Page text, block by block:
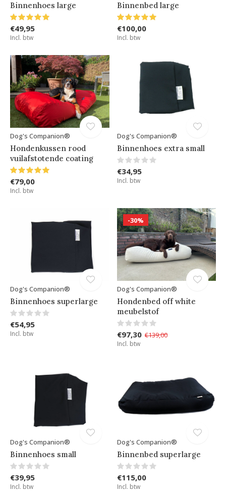
Binnenhoes large
€49,95
Incl. btw
Binnenbed large
€100,00
Incl. btw
Dog's Companion®
Hondenkussen rood
vuilafstotende coating
€79,00
Incl. btw
Dog's Companion®
Binnenhoes extra small
€34,95
Incl. btw
Dog's Companion®
Binnenhoes superlarge
€54,95
Incl. btw
-30%
Dog's Companion®
Hondenbed off white
meubelstof
€97,30 €139,00
Incl. btw
Dog's Companion®
Binnenhoes small
€39,95
Incl. btw
Dog's Companion®
Binnenbed superlarge
€115,00
Incl. btw